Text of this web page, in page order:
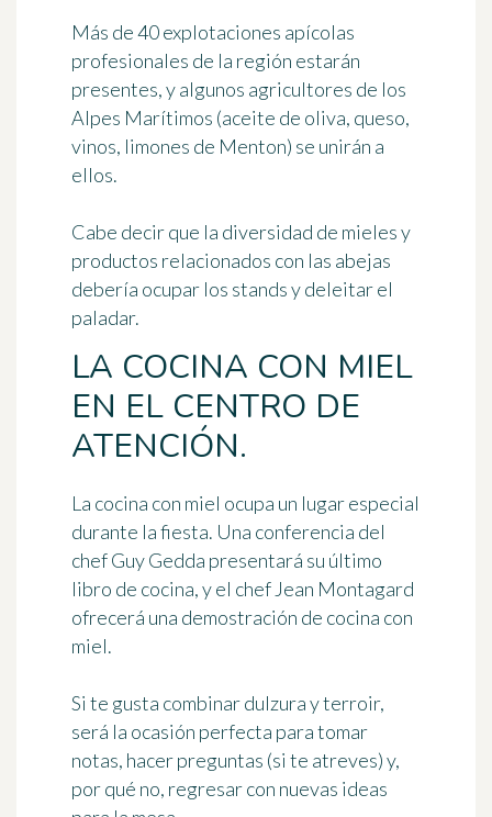
Más de 40 explotaciones apícolas
profesionales de la región estarán
presentes, y algunos agricultores de los
Alpes Marítimos (aceite de oliva, queso,
vinos, limones de Menton) se unirán a
ellos.
Cabe decir que la diversidad de mieles y
productos relacionados con las abejas
debería ocupar los stands y deleitar el
paladar.
LA COCINA CON MIEL
EN EL CENTRO DE
ATENCIÓN.
La cocina con miel ocupa un lugar especial
durante la fiesta. Una conferencia del
chefGuy Gedda presentará su último
libro de cocina, y el chef Jean Montagard
ofrecerá una demostración de cocina con
miel.
Si te gusta combinar dulzura y terroir,
será la ocasión perfecta para tomar
notas, hacer preguntas (si te atreves) y,
por qué no, regresar con nuevas ideas